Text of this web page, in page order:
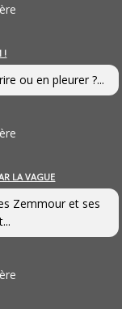
!
ou en pleurer ?...
LA VAGUE
Zemmour et ses